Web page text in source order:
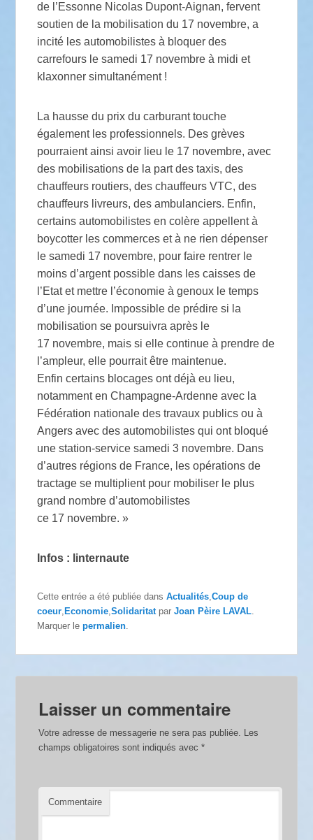
de l’Essonne Nicolas Dupont-Aignan, fervent
soutien de la mobilisation du 17 novembre, a
incité les automobilistes à bloquer des
carrefours le samedi 17 novembre à midi et
klaxonner simultanément !
La hausse du prix du carburant touche
également les professionnels. Des grèves
pourraient ainsi avoir lieu le 17 novembre, avec
des mobilisations de la part des taxis, des
chauffeurs routiers, des chauffeurs VTC, des
chauffeurs livreurs, des ambulanciers. Enfin,
certains automobilistes en colère appellent à
boycotter les commerces et à ne rien dépenser
le samedi 17 novembre, pour faire rentrer le
moins d’argent possible dans les caisses de
l’Etat et mettre l’économie à genoux le temps
d’une journée. Impossible de prédire si la
mobilisation se poursuivra après le
17 novembre, mais si elle continue à prendre de
l’ampleur, elle pourrait être maintenue.
Enfin certains blocages ont déjà eu lieu,
notamment en Champagne-Ardenne avec la
Fédération nationale des travaux publics ou à
Angers avec des automobilistes qui ont bloqué
une station-service samedi 3 novembre. Dans
d’autres régions de France, les opérations de
tractage se multiplient pour mobiliser le plus
grand nombre d’automobilistes
ce 17 novembre. »
Infos : linternaute
Cette entrée a été publiée dansActualités,Coup de
coeur, Economie,SolidaritatparJoan Pèire LAVAL.
Marquer lepermalien.
Laisser un commentaire
Votre adresse de messagerie ne sera pas publiée. Les
champs obligatoires sont indiqués avec*
Commentaire